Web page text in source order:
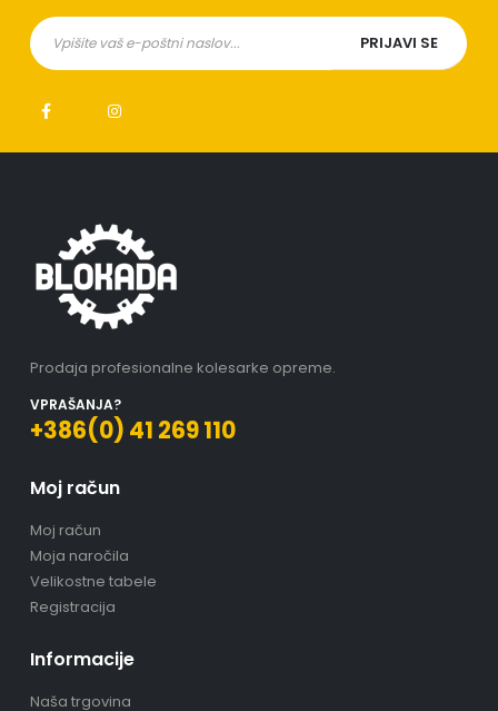
Prodaja profesionalne kolesarke opreme.
VPRAŠANJA?
+386(0) 41 269 110
Moj račun
Moj račun
Moja naročila
Velikostne tabele
Registracija
Informacije
Naša trgovina